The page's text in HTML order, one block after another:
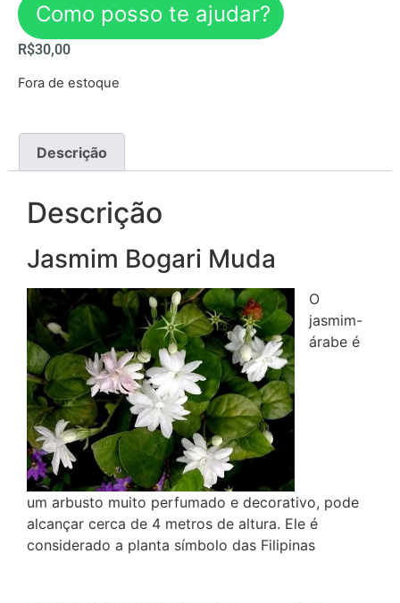
Como posso te ajudar?
R$30,00
Fora de estoque
Descrição
Descrição
Jasmim Bogari Muda
O
jasmim-
árabe é
um arbusto muito perfumado e decorativo, pode
alcançar cerca de 4 metros de altura. Ele é
considerado a planta símbolo das Filipinas